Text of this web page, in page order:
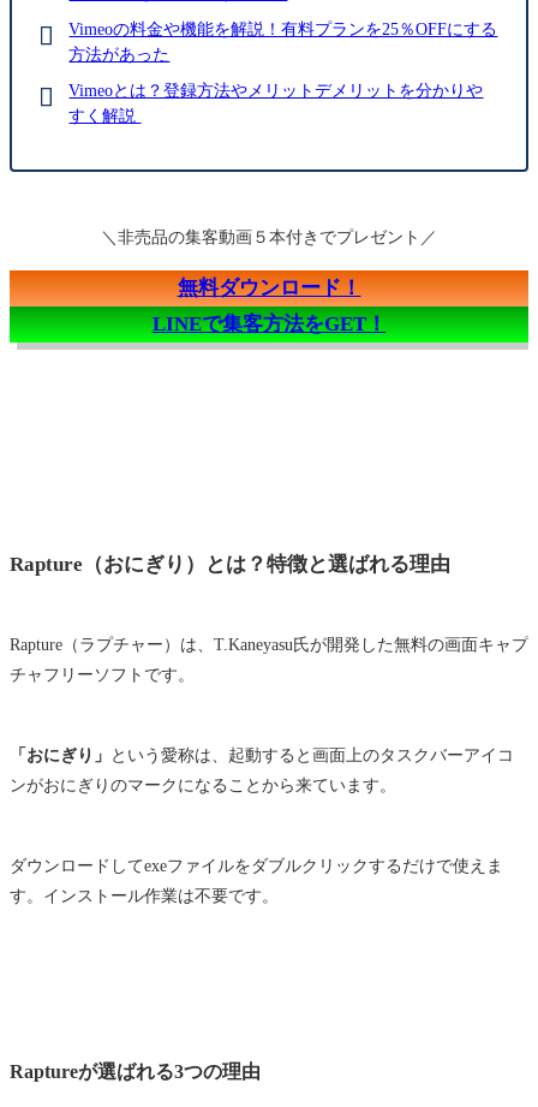
Vimeoの料金や機能を解説！有料プランを25％OFFにする
方法があった
Vimeoとは？登録方法やメリットデメリットを分かりや
すく解説
＼非売品の集客動画５本付きでプレゼント／
無料ダウンロード！
LINEで集客方法をGET！
Rapture（おにぎり）とは？特徴と選ばれる理由
Rapture（ラプチャー）は、T.Kaneyasu氏が開発した無料の画面キャプ
チャフリーソフトです。
「おにぎり」 という愛称は、起動すると画面上のタスクバーアイコ
ンがおにぎりのマークになることから来ています。
ダウンロードしてexeファイルをダブルクリックするだけで使えま
す。インストール作業は不要です。
Raptureが選ばれる3つの理由